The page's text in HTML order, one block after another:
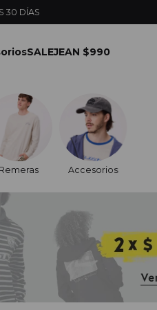
PEDIDOS YA
SALEJEAN $990
Remeras Accesorios